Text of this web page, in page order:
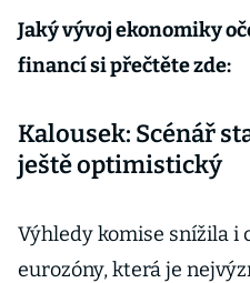
Jaký vývoj ekonomiky
financí si přečtěte zde:
Kalousek: Scénář
ještě optimistický
Výhledy komise snížila i
eurozóny, která je